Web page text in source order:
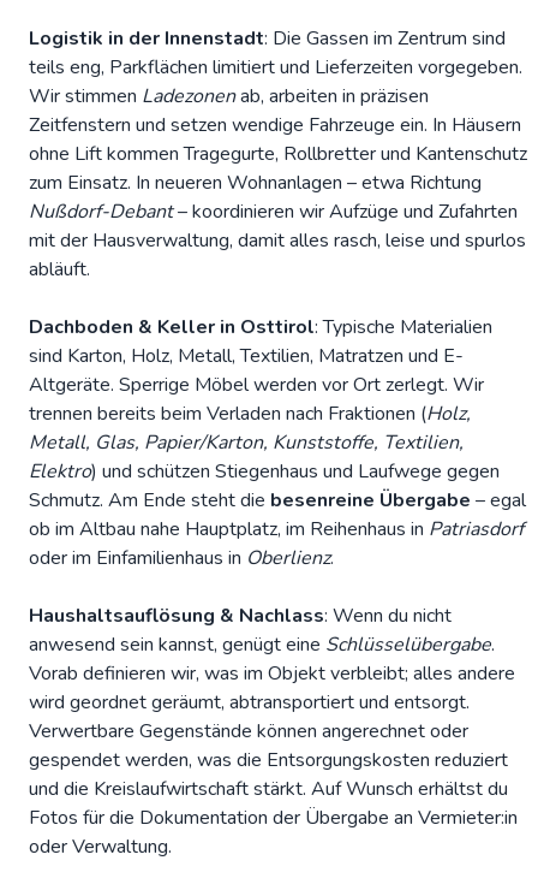
Logistik in der Innenstadt: Die Gassen im Zentrum sind
teils eng, Parkflächen limitiert und Lieferzeiten vorgegeben.
Wir stimmen Ladezonenab, arbeiten in präzisen
Zeitfenstern und setzen wendige Fahrzeuge ein. In Häusern
ohne Lift kommen Tragegurte, Rollbretter und Kantenschutz
zum Einsatz. In neueren Wohnanlagen – etwa Richtung
Nußdorf-Debant– koordinieren wir Aufzüge und Zufahrten
mit der Hausverwaltung, damit alles rasch, leise und spurlos
abläuft.
Dachboden & Keller in Osttirol: Typische Materialien
sind Karton, Holz, Metall, Textilien, Matratzen und E-
Altgeräte. Sperrige Möbel werden vor Ort zerlegt. Wir
trennen bereits beim Verladen nach Fraktionen (Holz,
Metall, Glas, Papier/Karton, Kunststoffe, Textilien,
Elektro) und schützen Stiegenhaus und Laufwege gegen
Schmutz. Am Ende steht die besenreine Übergabe – egal
ob im Altbau nahe Hauptplatz, im Reihenhaus in Patriasdorf
oder im Einfamilienhaus in Oberlienz.
Haushaltsauflösung & Nachlass: Wenn du nicht
anwesend sein kannst, genügt eine Schlüsselübergabe.
Vorab definieren wir, was im Objekt verbleibt; alles andere
wird geordnet geräumt, abtransportiert und entsorgt.
Verwertbare Gegenstände können angerechnet oder
gespendet werden, was die Entsorgungskosten reduziert
und die Kreislaufwirtschaftstärkt. Auf Wunsch erhältst du
Fotos für die Dokumentation der Übergabe an Vermieter:in
oder Verwaltung.